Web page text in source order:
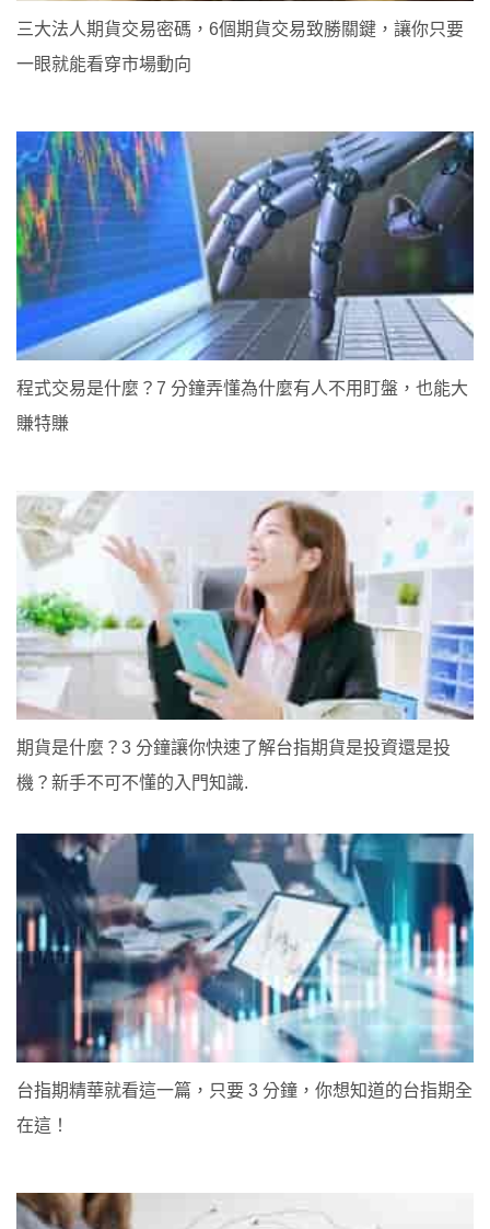
三大法人期貨交易密碼，6個期貨交易致勝關鍵，讓你只要
一眼就能看穿市場動向
程式交易是什麼？7 分鐘弄懂為什麼有人不用盯盤，也能大
賺特賺
期貨是什麼？3 分鐘讓你快速了解台指期貨是投資還是投
機？新手不可不懂的入門知識.
台指期精華就看這一篇，只要 3 分鐘，你想知道的台指期全
在這！